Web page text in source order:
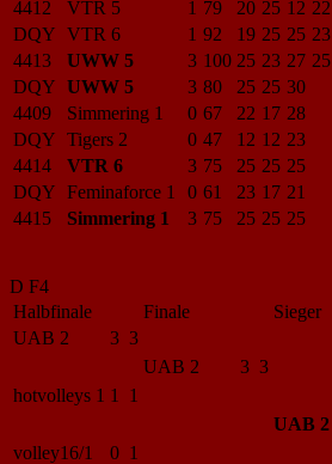
4412
VTR 5 1 79 20 25 12 22
DQY VTR 6 1 92 19 25 25 23
4413
UWW 5 3 100 25 23 27 25
DQY UWW 5 3 80 25 25 30
4409
Simmering 1 0 67 22 17 28
DQY Tigers 2 0 47 12 12 23
4414
VTR 6 3 75 25 25 25
DQY Feminaforce 1 0 61 23 17 21
4415
Simmering 1 3 75 25 25 25
D F4
Halbfinale
Finale
Sieger
UAB 2
3 3
UAB 2
3 3
hotvolleys 1 1 1
UAB 2
volley16/1
0 1